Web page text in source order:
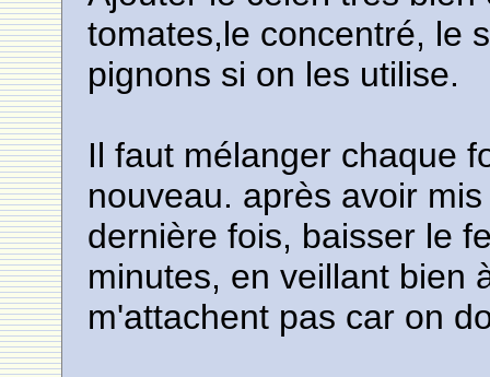
tomates,le concentré, le
pignons si on les utilise.
Il faut mélanger chaque
nouveau. après avoir
dernière fois, baisser le
minutes, en veillant bien
m'attachent pas car on